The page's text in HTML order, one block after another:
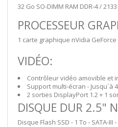
32 Go SO-DIMM RAM DDR-4 /
PROCESSEUR
1 carte graphique nVidia GeForce
VIDÉO:
Contrôleur vidéo amovible et
Support multi-écran - Jusqu´à
2 sorties DisplayPort 1.2 + 1
DISQUE DUR 2.5"
Disque Flash SSD - 1 To - SATA-III